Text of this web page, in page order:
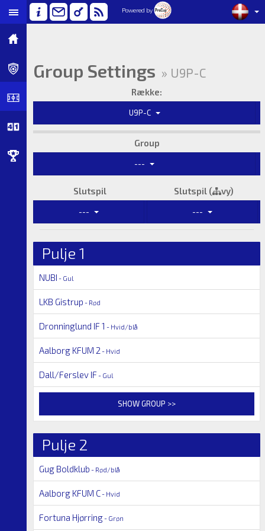
Powered by
Group Settings » U9P-C
Række:
U9P-C
Group
---
Slutspil Slutspil ( vy)
--- ---
Pulje 1
NUBI - Gul
LKB Gistrup - Rød
Dronninglund IF 1 - Hvid/blå
Aalborg KFUM 2 - Hvid
Dall/Ferslev IF - Gul
SHOW GROUP >>
Pulje 2
Gug Boldklub - Rød/blå
Aalborg KFUM C- Hvid
Fortuna Hjørring- Grøn